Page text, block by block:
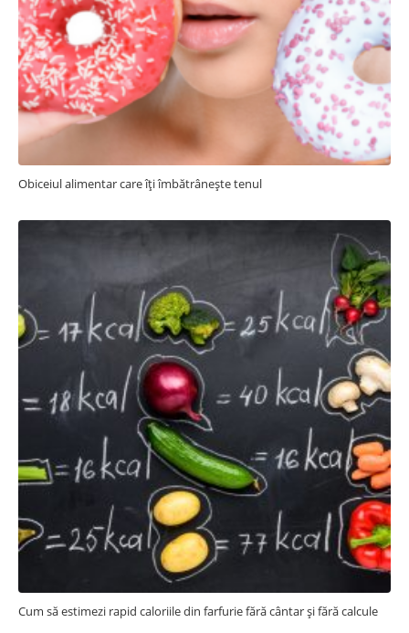
Obiceiul alimentar care îți îmbătrânește tenul
Cum să estimezi rapid caloriile din farfurie fără cântar și fără calcule